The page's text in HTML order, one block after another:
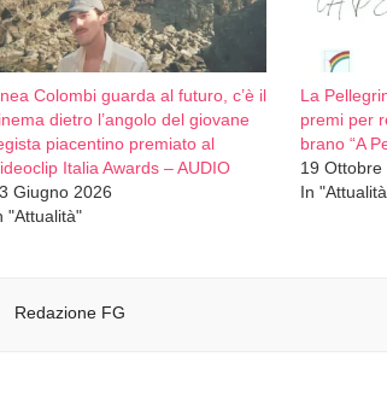
Colombi guarda al futuro, c’è il
dietro l’angolo del giovane
piacentino premiato al
Italia Awards – AUDIO
Giugno 2026
"Attualità"
La
premi per
brano “A
19 Ottobre
In
Redazione FG